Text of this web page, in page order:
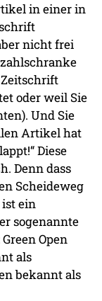
in einer in
nicht frei
oder weil Sie
Und Sie
Artikel hat
Diese
Denn dass
Scheideweg
ein
sogenannte
Open
als
bekannt als